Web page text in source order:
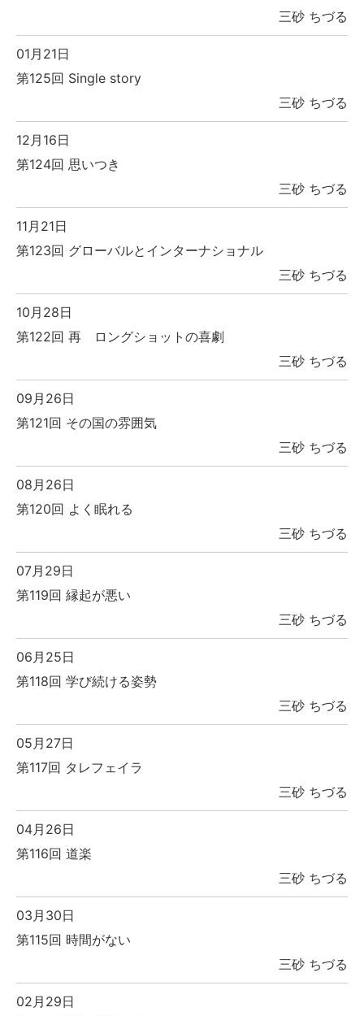
三砂 ちづる
01月21日
第125回 Single story
三砂 ちづる
12月16日
第124回 思いつき
三砂 ちづる
11月21日
第123回 グローバルとインターナショナル
三砂 ちづる
10月28日
第122回 再 ロングショットの喜劇
三砂 ちづる
09月26日
第121回 その国の雰囲気
三砂 ちづる
08月26日
第120回 よく眠れる
三砂 ちづる
07月29日
第119回 縁起が悪い
三砂 ちづる
06月25日
第118回 学び続ける姿勢
三砂 ちづる
05月27日
第117回 タレフェイラ
三砂 ちづる
04月26日
第116回 道楽
三砂 ちづる
03月30日
第115回 時間がない
三砂 ちづる
02月29日